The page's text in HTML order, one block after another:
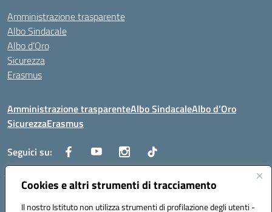
Cookies e altri strumenti di tracciamento
Il nostro Istituto non utilizza strumenti di profilazione degli utenti -
Amministrazione trasparente
Albo Sindacale
Albo d’Oro
Sicurezza
Erasmus
Amministrazione trasparenteAlbo SindacaleAlbo d’Oro
SicurezzaErasmus
Seguici su:
Centralino:0885.426034 Email:FGTD02000P@istruzione.it